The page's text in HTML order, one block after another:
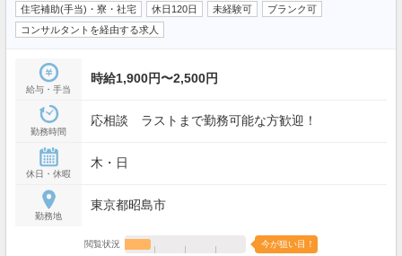
住宅補助(手当)・寮・社宅
休日120日 未経験可
ブランク可
コンサルタントを経由する求人
給与・手当
時給1,900円〜2,500円
勤務時間
応相談 ラストまで勤務可能な方歓迎！
休日・休暇
木・日
勤務地
東京都昭島市
閲覧状況 今が狙い目！